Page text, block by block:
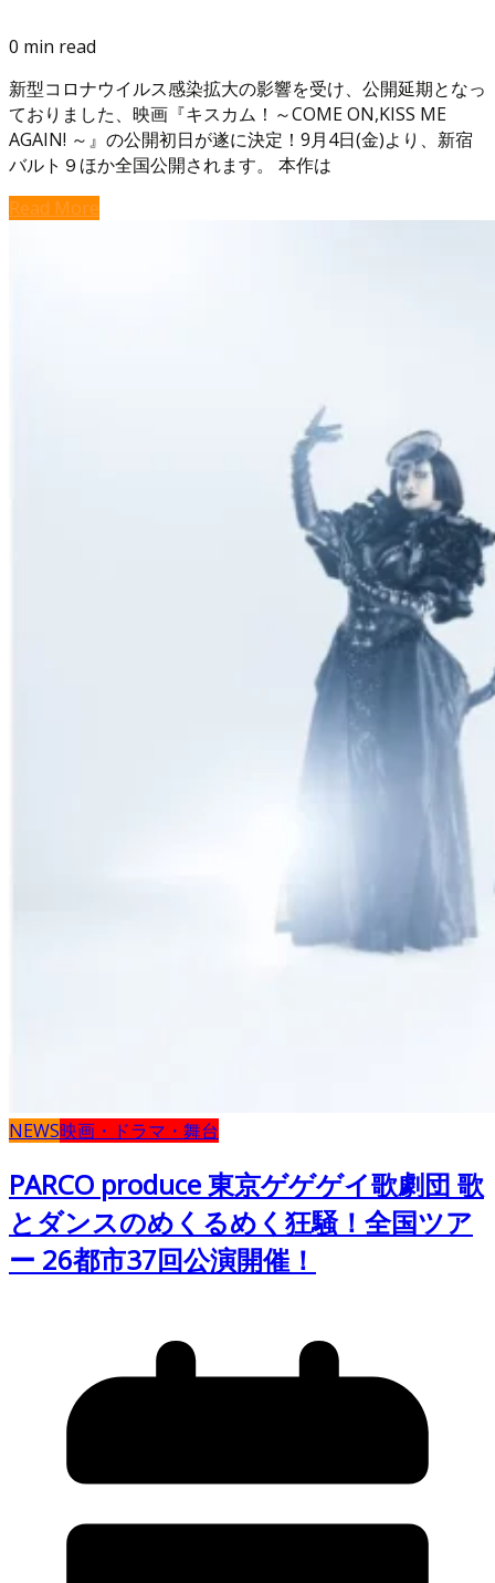
0 min read
新型コロナウイルス感染拡大の影響を受け、公開延期となっ
ておりました、映画『キスカム！～COME ON,KISS ME
AGAIN! ～』の公開初日が遂に決定！9月4日(金)より、新宿
バルト９ほか全国公開されます。 本作は
Read More
NEWS映画・ドラマ・舞台
PARCO produce 東京ゲゲゲイ歌劇団 歌
とダンスのめくるめく狂騒！全国ツア
ー 26都市37回公演開催！